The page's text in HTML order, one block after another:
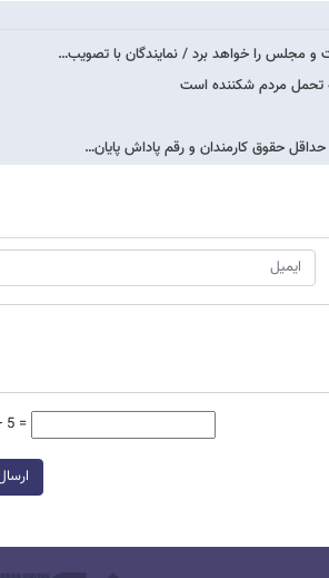
مجلس را خواهد برد / نمایندگان با تصویب…
تحمل مردم شکننده است
5 =